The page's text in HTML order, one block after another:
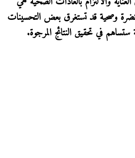
نضرة وصحية قد تستغرق بعض التحسينات
في تحقيق النتائج المرجوة.